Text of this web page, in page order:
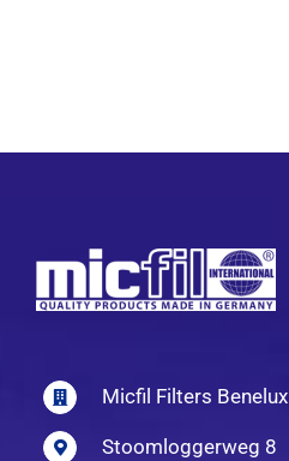
Micfil Filters Benelux
Stoomloggerweg 8